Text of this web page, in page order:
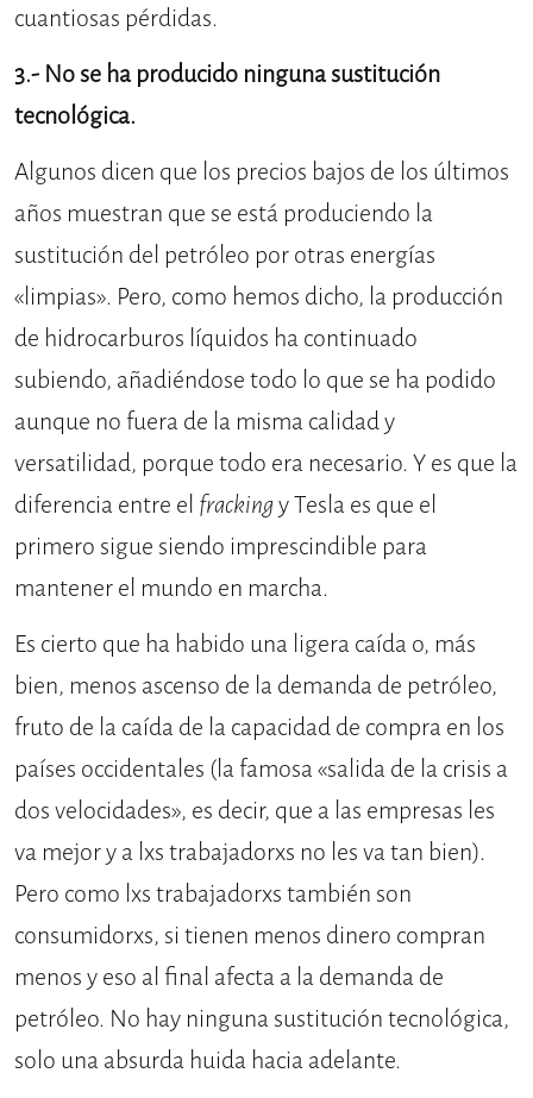
cuantiosas pérdidas.
3.- No se ha producido ninguna sustitución
tecnológica.
Algunos dicen que los precios bajos de los últimos
años muestran que se está produciendo la
sustitución del petróleo por otras energías
«limpias». Pero, como hemos dicho, la producción
de hidrocarburos líquidos ha continuado
subiendo, añadiéndose todo lo que se ha podido
aunque no fuera de la misma calidad y
versatilidad, porque todo era necesario. Y es que la
diferencia entre el frackingy Tesla es que el
primero sigue siendo imprescindible para
mantener el mundo en marcha.
Es cierto que ha habido una ligera caída o, más
bien, menos ascenso de la demanda de petróleo,
fruto de la caída de la capacidad de compra en los
países occidentales (la famosa «salida de la crisis a
dos velocidades», es decir, que a las empresas les
va mejor y a lxs trabajadorxs no les va tan bien).
Pero como lxs trabajadorxs también son
consumidorxs, si tienen menos dinero compran
menos y eso al final afecta a la demanda de
petróleo. No hay ninguna sustitución tecnológica,
solo una absurda huida hacia adelante.